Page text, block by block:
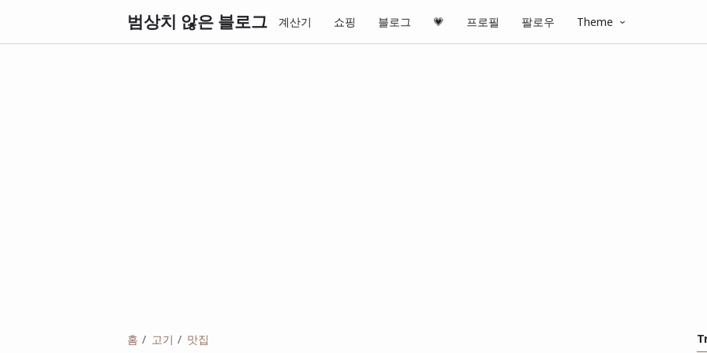
범상치 않은 블로그 계산기 쇼핑 블로그 💗 프로필 팔로우 Theme
홈 고기 맛집